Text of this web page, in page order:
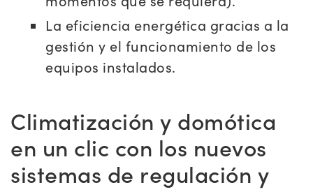
La eficiencia energética gracias a la
gestión y el funcionamiento de los
equipos instalados.
Climatización y domótica
en un clic con los nuevos
sistemas de regulación y